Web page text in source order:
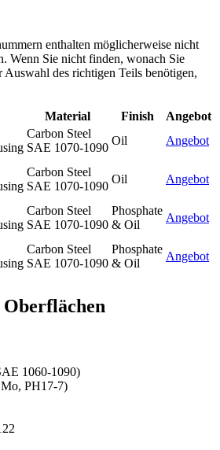
enthalten möglicherweise nicht
Wenn Sie nicht finden, wonach Sie
des richtigen Teils benötigen,
Material Finish
Angebot
Carbon Steel
SAE 1070-1090
Oil
Angebot
Carbon Steel
SAE 1070-1090
Oil Angebot
Carbon Steel
SAE 1070-1090
Phosphate
& Oil
Angebot
Carbon Steel
SAE 1070-1090
Phosphate
& Oil
Angebot
1060-1090)
PH17-7)